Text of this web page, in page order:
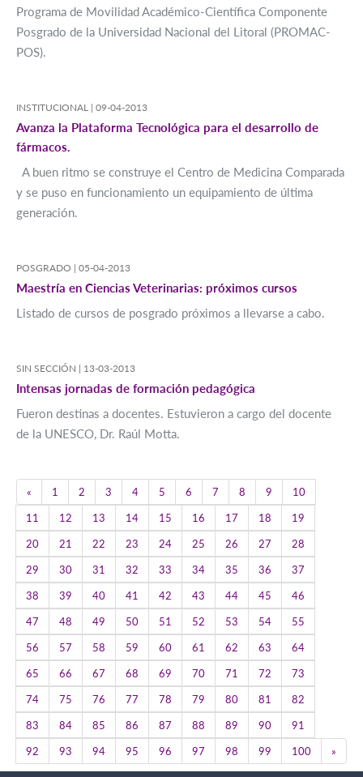
Programa de Movilidad Académico-Científica Componente
Posgrado de la Universidad Nacional del Litoral (PROMAC-
POS).
INSTITUCIONAL | 09-04-2013
Avanza la Plataforma Tecnológica para el desarrollo de
fármacos.
A buen ritmo se construye el Centro de Medicina Comparada
y se puso en funcionamiento un equipamiento de última
generación.
POSGRADO | 05-04-2013
Maestría en Ciencias Veterinarias: próximos cursos
Listado de cursos de posgrado próximos a llevarse a cabo.
SIN SECCIÓN | 13-03-2013
Intensas jornadas de formación pedagógica
Fueron destinas a docentes. Estuvieron a cargo del docente
de la UNESCO, Dr. Raúl Motta.
« Previous
1 2 3 4 5 6 7 8 9
10
11
12 13 14 15 16 17 18
19
20
21 22 23 24 25 26 27
28
29
30 31 32 33 34 35 36
37
38
39 40 41 42 43 44 45
46
47
48 49 50 51 52 53 54
55
56
57 58 59 60 61 62 63
64
65
66 67 68 69 70 71 72
73
74
75 76 77 78 79 80 81
82
83
84 85 86 87 88 89 90
91
92
93 94 95 96 97 98 99 100 »